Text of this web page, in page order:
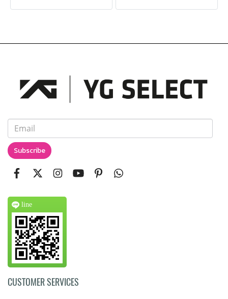
Subscribe
line
CUSTOMER SERVICES